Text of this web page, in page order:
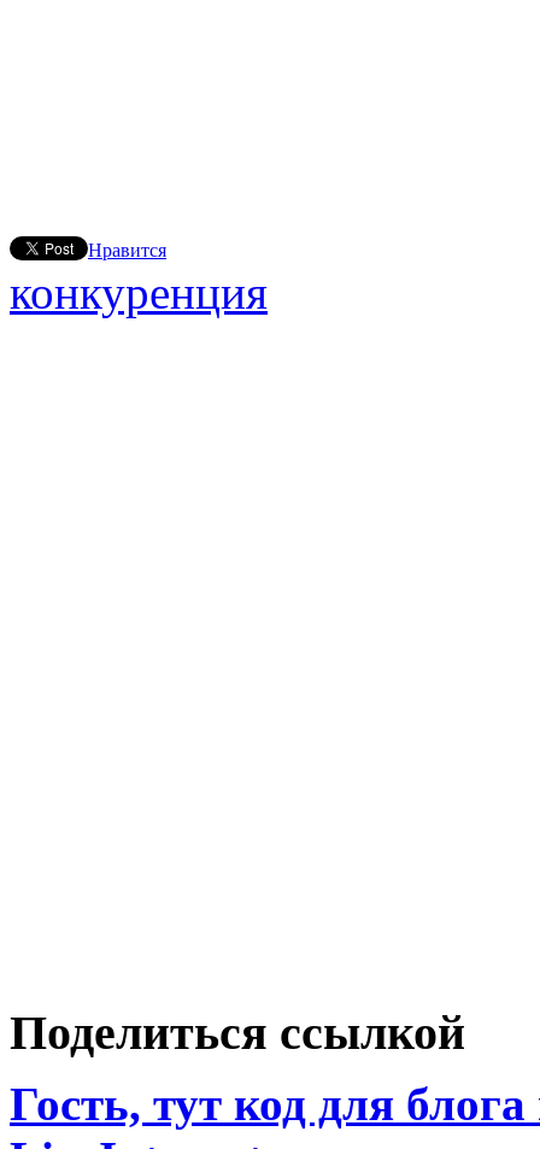
Нравится
конкуренция
Поделиться ссылкой
Гость, тут код для